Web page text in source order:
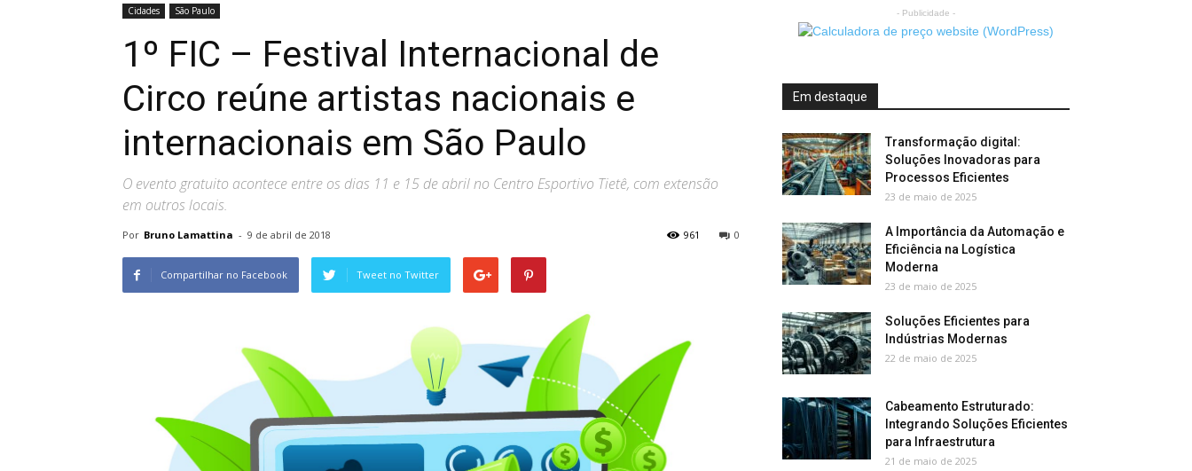
Cidades São Paulo
1º FIC – Festival Internacional de
Circo reúne artistas nacionais e
internacionais em São Paulo
O evento gratuito acontece entre os dias 11 e 15 de abril no Centro Esportivo Tietê, com extensão
em outros locais.
Por Bruno Lamattina - 9 de abril de 2018 0
961
Compartilhar no Facebook Tweet no Twitter
- Publicidade -
Em destaque
Transformação digital:
Soluções Inovadoras para
Processos Eficientes
23 de maio de 2025
A Importância da Automação e
Eficiência na Logística
Moderna
23 de maio de 2025
Soluções Eficientes para
Indústrias Modernas
22 de maio de 2025
Cabeamento Estruturado:
Integrando Soluções Eficientes
para Infraestrutura
21 de maio de 2025